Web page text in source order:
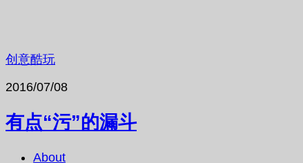
创意酷玩
2016/07/08
有点“污”的漏斗
About